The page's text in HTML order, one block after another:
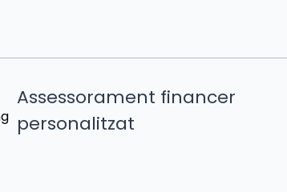
Assessorament financer
personalitzat